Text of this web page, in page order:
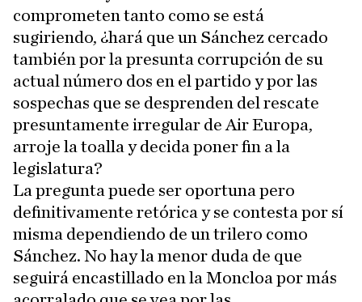
comprometen tanto como se está
sugiriendo, ¿hará que un Sánchez cercado
también por la presunta corrupción de su
actual número dos en el partido y por las
sospechas que se desprenden del rescate
presuntamente irregular de Air Europa,
arroje la toalla y decida poner fin a la
legislatura?
La pregunta puede ser oportuna pero
definitivamente retórica y se contesta por sí
misma dependiendo de un trilero como
Sánchez. No hay la menor duda de que
seguirá encastillado en la Moncloa por más